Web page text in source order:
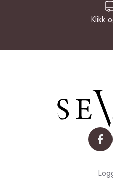
Klikk